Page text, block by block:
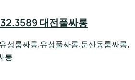
대전풀싸롱
성룸싸롱,유성풀싸롱,둔산동룸싸롱,
롱